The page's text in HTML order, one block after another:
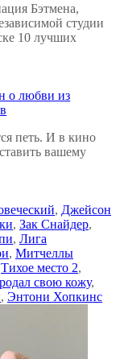
Бэтмена,
студии
10 лучших
о любви из
петь. И в кино
вашему
, Джейсон
, Зак Снайдер,
, Лига
, Митчеллы
Тихое место 2,
свою кожу,
, Энтони Хопкинс